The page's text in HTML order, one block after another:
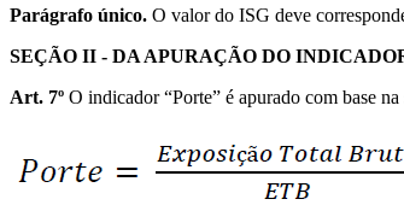
Parágrafo único. O valor do ISG deve
SEÇÃO II - DA APURAÇÃO DO
Art. 7º O indicador “Porte” é apurado com base